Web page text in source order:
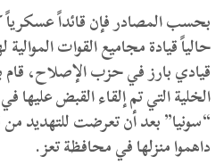
بحسب المصادر فإن قائداً عسكرياً
حالياً قيادة مجاميع القوات
قيادي بارز في حزب الإصلاح،
الخلية التي تم إلقاء القبض عليها
“سونيا” بعد أن تعرضت للتهديد
داهموا منزلها في محافظة تعز.